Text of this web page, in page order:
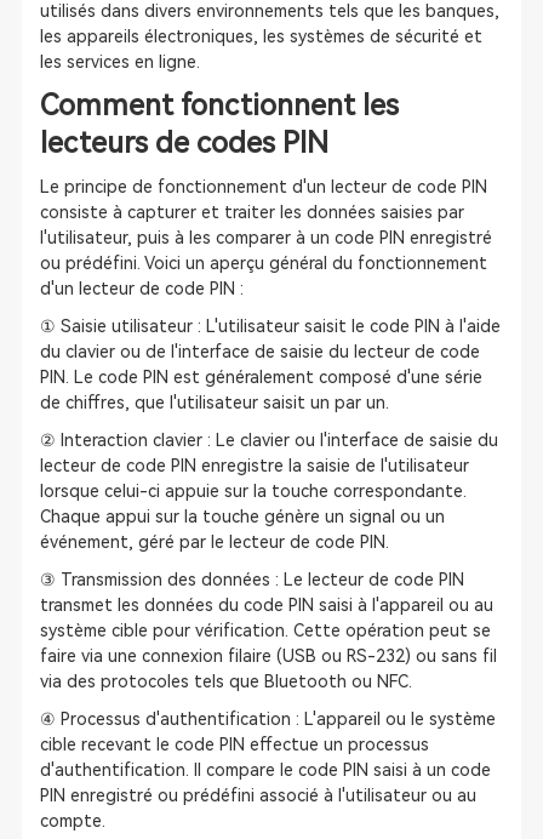
utilisés dans divers environnements tels que les banques,
les appareils électroniques, les systèmes de sécurité et
les services en ligne.
Comment fonctionnent les
lecteurs de codes PIN
Le principe de fonctionnement d'un lecteur de code PIN
consiste à capturer et traiter les données saisies par
l'utilisateur, puis à les comparer à un code PIN enregistré
ou prédéfini. Voici un aperçu général du fonctionnement
d'un lecteur de code PIN :
① Saisie utilisateur : L'utilisateur saisit le code PIN à l'aide
du clavier ou de l'interface de saisie du lecteur de code
PIN. Le code PIN est généralement composé d'une série
de chiffres, que l'utilisateur saisit un par un.
② Interaction clavier : Le clavier ou l'interface de saisie du
lecteur de code PIN enregistre la saisie de l'utilisateur
lorsque celui-ci appuie sur la touche correspondante.
Chaque appui sur la touche génère un signal ou un
événement, géré par le lecteur de code PIN.
③ Transmission des données : Le lecteur de code PIN
transmet les données du code PIN saisi à l'appareil ou au
système cible pour vérification. Cette opération peut se
faire via une connexion filaire (USB ou RS-232) ou sans fil
via des protocoles tels que Bluetooth ou NFC.
④ Processus d'authentification : L'appareil ou le système
cible recevant le code PIN effectue un processus
d'authentification. Il compare le code PIN saisi à un code
PIN enregistré ou prédéfini associé à l'utilisateur ou au
compte.